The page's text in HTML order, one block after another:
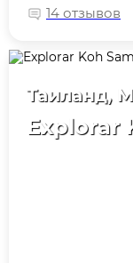
14 отзывов
Таиланд,
Explorar